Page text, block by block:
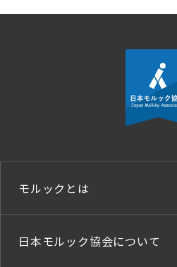
モルックとは
日本モルック協会について